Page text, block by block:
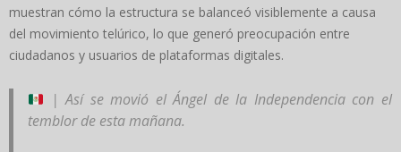
muestran cómo la estructura se balanceó visiblemente a causa
del movimiento telúrico, lo que generó preocupación entre
ciudadanos y usuarios de plataformas digitales.
| Así se movió el Ángel de la Independencia con el
temblor de esta mañana.